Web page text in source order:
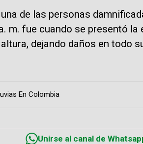
de las personas
m. fue cuando se presentó
dejando daños en todo
En Colombia
Unirse al canal de